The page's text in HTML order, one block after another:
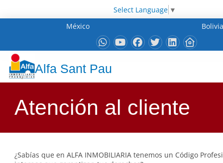
Select Language ▼
México
Bolivia
Alfa Sant Pau
Atención al cliente
¿Sabías que en ALFA INMOBILIARIA tenemos un Código